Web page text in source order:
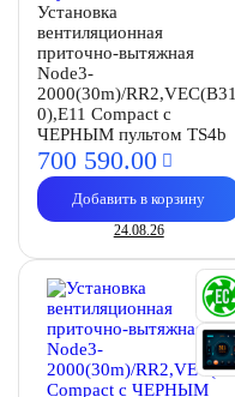
Установка
вентиляционная
приточно-вытяжная
Node3-
2000(30m)/RR2,VEC(B31
0),E11 Compact с
ЧЕРНЫМ пультом TS4b
700 590.00
Добавить в корзину
24.08.26